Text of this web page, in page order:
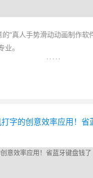
“真人手势滑动动画制作
。
图形、预设文本、SWF
更加吸引眼球。还是不太
. . . . .
字的创意效率应用！省